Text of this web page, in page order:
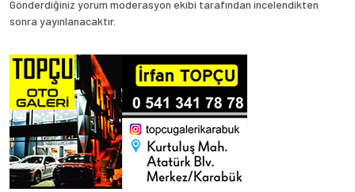
Gönderdiğiniz yorum moderasyon ekibi tarafından incelendikten
sonra yayınlanacaktır.